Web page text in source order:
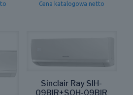
Cena katalogowa netto
Sinclair Ray SIH-
09BIR+SOH-09BIR